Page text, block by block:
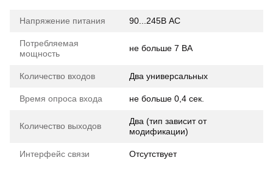
Напряжение питания 90...245В AC
Потребляемая
мощность
не больше 7 ВА
Количество входов Два универсальных
Время опроса входа не больше 0,4 сек.
Количество выходов
Два (тип зависит от
модификации)
Интерфейс связи Отсутствует